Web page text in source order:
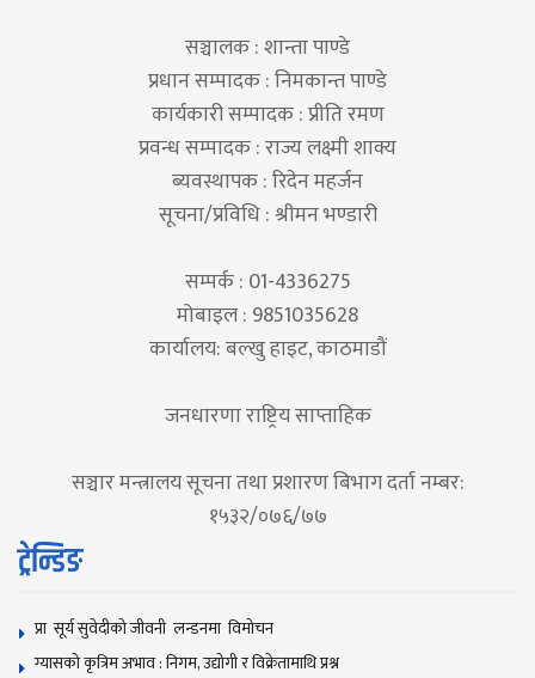
सञ्चालक : शान्ता पाण्डे
प्रधान सम्पादक : निमकान्त पाण्डे
कार्यकारी सम्पादक : प्रीति रमण
प्रवन्ध सम्पादक : राज्य लक्ष्मी शाक्य
ब्यवस्थापक : रिदेन महर्जन
सूचना/प्रविधि : श्रीमन भण्डारी
सम्पर्क : 01-4336275
मोबाइल : 9851035628
कार्यालय: बल्खु हाइट, काठमाडौं
जनधारणा राष्ट्रिय साप्ताहिक
सञ्चार मन्त्रालय सूचना तथा प्रशारण बिभाग दर्ता नम्बर:
१५३२/०७६/७७
ट्रेन्डिङ
प्रा सूर्य सुवेदीको जीवनी लन्डनमा विमोचन
ग्यासको कृत्रिम अभाव : निगम, उद्योगी र विक्रेतामाथि प्रश्न